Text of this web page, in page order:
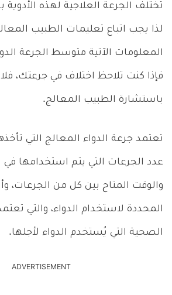
تختلف الجرعة العلاجية لهذه الأدوية
لذا يجب اتباع تعليمات الطبيب
المعلومات الآتية متوسط الجرعة
فإذا كنت تلاحظ اختلاف في جرعتك، فلا
باستشارة الطبيب المعالج.
تعتمد جرعة الدواء المعالج التي
عدد الجرعات التي يتم استخدامها في
والوقت المتاح بين كل من الجرعات،
المحددة لاستخدام الدواء، والتي
الصحية التي يُستخدم الدواء لأجلها.
ADVERTISEMENT